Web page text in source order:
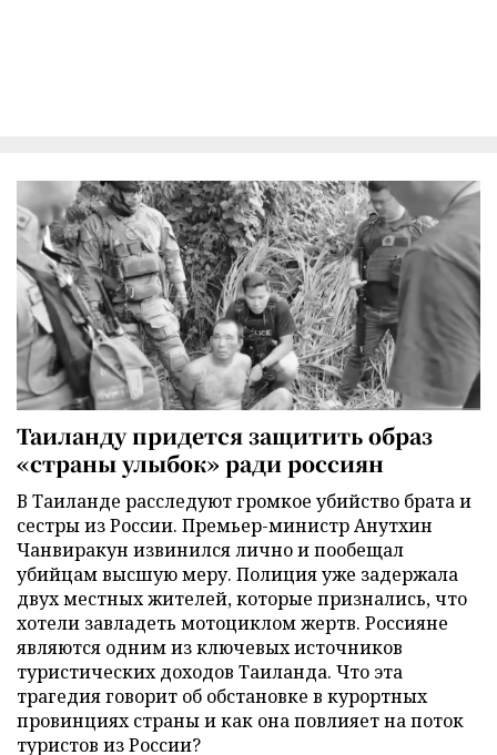
Таиланду придется защитить образ
«страны улыбок» ради россиян
В Таиланде расследуют громкое убийство брата и
сестры из России. Премьер-министр Анутхин
Чанвиракун извинился лично и пообещал
убийцам высшую меру. Полиция уже задержала
двух местных жителей, которые признались, что
хотели завладеть мотоциклом жертв. Россияне
являются одним из ключевых источников
туристических доходов Таиланда. Что эта
трагедия говорит об обстановке в курортных
провинциях страны и как она повлияет на поток
туристов из России?